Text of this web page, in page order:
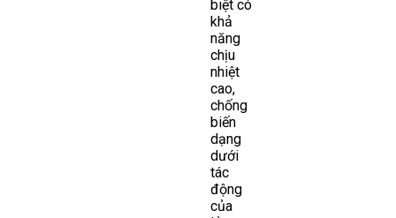
biệt có
khả
năng
chịu
nhiệt
cao,
chống
biến
dạng
dưới
tác
động
của